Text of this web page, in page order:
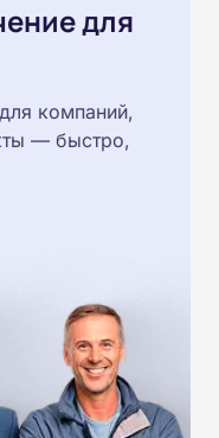
для
компаний,
— быстро,